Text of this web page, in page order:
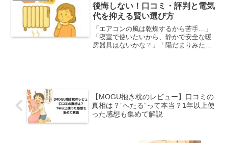
後悔しない！口コミ・評判と電気
代を抑える賢い選び方
「エアコンの風は乾燥するから苦手…」
「寝室で使いたいから、静かで安全な暖
房器具はないかな？」「陽だまりみたい
【MOGU抱き枕のレビュー】口コミの
真相は？”へたる”って本当？1年以上使
った感想も集めて解説